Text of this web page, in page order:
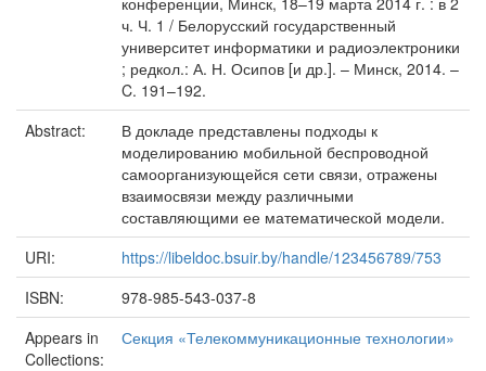
ч. Ч. 1 / Белорусский государственный
университет информатики и радиоэлектроники
; редкол.: А. Н. Осипов [и др.]. – Минск, 2014. –
C. 191–192.
Abstract:
В докладе представлены подходы к
моделированию мобильной беспроводной
самоорганизующейся сети связи, отражены
взаимосвязи между различными
составляющими ее математической модели.
URI:
https://libeldoc.bsuir.by/handle/123456789/753
ISBN:
978-985-543-037-8
Appears in
Collections:
Секция «Телекоммуникационные технологии»